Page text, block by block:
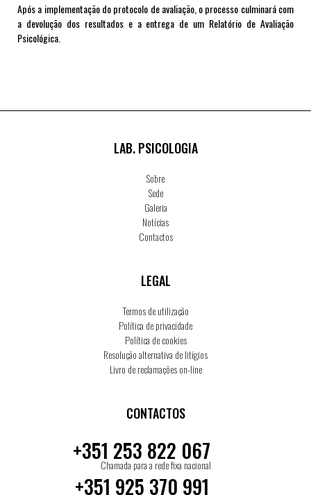
Após a implementação do protocolo de avaliação, o processo culminará com
a devolução dos resultados e a entrega de um Relatório de Avaliação
Psicológica.
LAB. PSICOLOGIA
Sobre
Sede
Galeria
Notícias
Contactos
LEGAL
Termos de utilização
Política de privacidade
Política de cookies
Resolução alternativa de litígios
Livro de reclamações on-line
CONTACTOS
+351 253 822 067
Chamada para a rede fixa nacional
+351 925 370 991